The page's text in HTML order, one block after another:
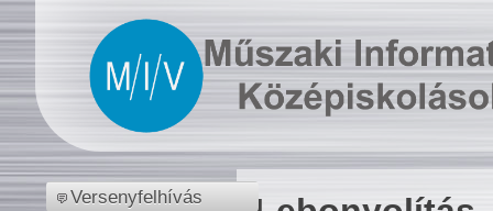
Versenyfelhívás